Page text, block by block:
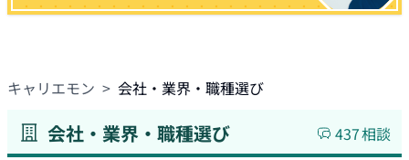
キャリエモン > 会社・業界・職種選び
会社・業界・職種選び 437相談